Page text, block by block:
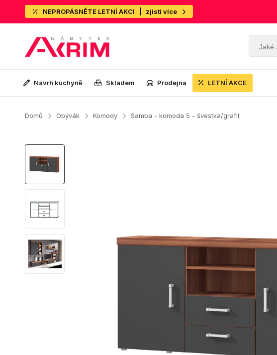
NEPROPÁSNĚTE LETNÍ AKCI zjisti více
Návrh kuchyně Skladem Prodejna LETNÍ AKCE
Domů Obývák Komody Samba - komoda 5 - švestka/grafit